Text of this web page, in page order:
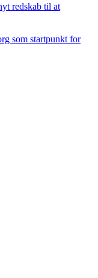
redskab til at
som startpunkt for